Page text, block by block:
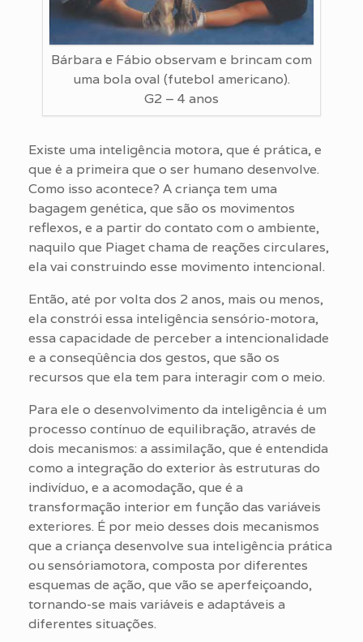
Bárbara e Fábio observam e brincam com
uma bola oval (futebol americano).
G2 – 4 anos
Existe uma inteligência motora, que é prática, e
que é a primeira que o ser humano desenvolve.
Como isso acontece? A criança tem uma
bagagem genética, que são os movimentos
reflexos, e a partir do contato com o ambiente,
naquilo que Piaget chama de reações circulares,
ela vai construindo esse movimento intencional.
Então, até por volta dos 2 anos, mais ou menos,
ela constrói essa inteligência sensório-motora,
essa capacidade de perceber a intencionalidade
e a conseqüência dos gestos, que são os
recursos que ela tem para interagir com o meio.
Para ele o desenvolvimento da inteligência é um
processo contínuo de equilibração, através de
dois mecanismos: a assimilação, que é entendida
como a integração do exterior às estruturas do
indivíduo, e a acomodação, que é a
transformação interior em função das variáveis
exteriores. É por meio desses dois mecanismos
que a criança desenvolve sua inteligência prática
ou sensóriamotora, composta por diferentes
esquemas de ação, que vão se aperfeiçoando,
tornando-se mais variáveis e adaptáveis a
diferentes situações.